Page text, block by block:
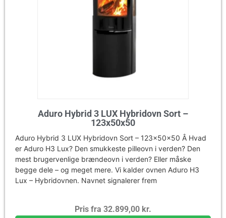
Aduro Hybrid 3 LUX Hybridovn Sort –
123x50x50
Aduro Hybrid 3 LUX Hybridovn Sort – 123x50x50 Â Hvad
er Aduro H3 Lux? Den smukkeste pilleovn i verden? Den
mest brugervenlige brændeovn i verden? Eller måske
begge dele – og meget mere. Vi kalder ovnen Aduro H3
Lux – Hybridovnen. Navnet signalerer frem
Pris fra 32.899,00 kr.